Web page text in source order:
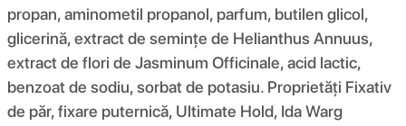
propan, aminometil propanol, parfum, butilen glicol,
glicerină, extract de semințe de Helianthus Annuus,
extract de flori de Jasminum Officinale, acid lactic,
benzoat de sodiu, sorbat de potasiu. Proprietăți Fixativ
de păr, fixare puternică, Ultimate Hold, Ida Warg